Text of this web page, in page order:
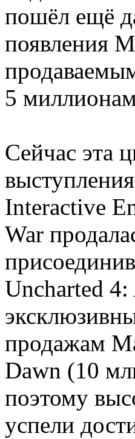
пошёл ещё
появления
5
Сейчас эта
Interactive
War
Uncharted
продажам
Dawn (10
поэтому
успели